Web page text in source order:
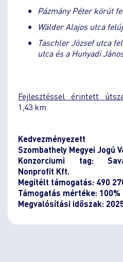
Pázmány Péter körút
Wälder Alajos utca
Taschler József utca
utca és a Hunyadi
Fejlesztéssel érintett
1,43 km
Kedvezményezett
Szombathely Megyei Jogú
Konzorciumi tag:
Nonprofit Kft.
Megítélt támogatás: 490
Támogatás mértéke: 100%
Megvalósítási időszak: